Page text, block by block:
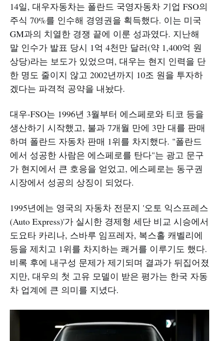
14일, 대우자동차는 폴란드 국영자동차 기업 FSO의
주식 70%를 인수해 경영권을 획득했다. 이는 미국
GM과의 치열한 경쟁 끝에 이룬 성과였다. 지난해
말 인수가 발표 당시 1억 4천만 달러(약 1,400억 원
상당)라는 보도가 있었으며, 대우는 현지 인력을 단
한 명도 줄이지 않고 2002년까지 10조 원을 투자하
겠다는 파격적 공약을 내놨다.
대우-FSO는 1996년 3월부터 에스페로와 티코 등을
생산하기 시작했고, 불과 7개월 만에 3만 대를 판매
하며 폴란드 자동차 판매 1위를 차지했다. "폴란드
에서 성공한 사람은 에스페로를 탄다"는 광고 문구
가 현지에서 큰 호응을 얻었고, 에스페로는 동구권
시장에서 성공의 상징이 되었다.
1995년에는 영국의 자동차 전문지 '오토 익스프레스
(Auto Express)'가 실시한 경제형 세단 비교 시승에서
도요타 카리나, 스바루 임프레자, 복스홀 캐벨리에
등을 제치고 1위를 차지하는 쾌거를 이루기도 했다.
비록 후에 내구성 문제가 제기되며 결과가 뒤집어졌
지만, 대우의 첫 고유 모델이 받은 평가는 한국 자동
차 업계에 큰 의미를 지녔다.